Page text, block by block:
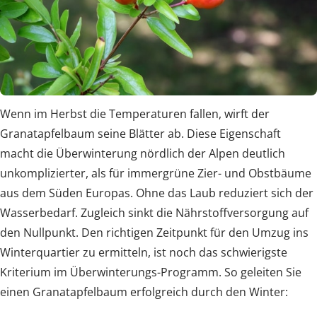
Wenn im Herbst die Temperaturen fallen, wirft der
Granatapfelbaum seine Blätter ab. Diese Eigenschaft
macht die Überwinterung nördlich der Alpen deutlich
unkomplizierter, als für immergrüne Zier- und Obstbäume
aus dem Süden Europas. Ohne das Laub reduziert sich der
Wasserbedarf. Zugleich sinkt die Nährstoffversorgung auf
den Nullpunkt. Den richtigen Zeitpunkt für den Umzug ins
Winterquartier zu ermitteln, ist noch das schwierigste
Kriterium im Überwinterungs-Programm. So geleiten Sie
einen Granatapfelbaum erfolgreich durch den Winter: